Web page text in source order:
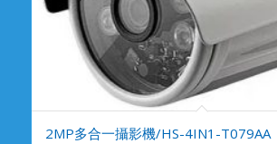
2MP多合一攝影機/HS-4IN1-T079AA